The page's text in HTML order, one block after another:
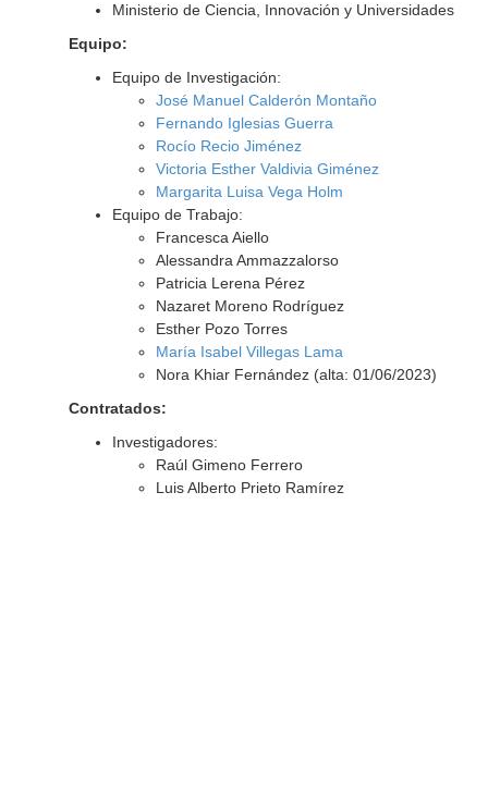
Ministerio de Ciencia, Innovación y Universidades
Equipo:
Equipo de Investigación:
José Manuel Calderón Montaño
Fernando Iglesias Guerra
Rocío Recio Jiménez
Victoria Esther Valdivia Giménez
Margarita Luisa Vega Holm
Equipo de Trabajo:
Francesca Aiello
Alessandra Ammazzalorso
Patricia Lerena Pérez
Nazaret Moreno Rodríguez
Esther Pozo Torres
María Isabel Villegas Lama
Nora Khiar Fernández (alta: 01/06/2023)
Contratados:
Investigadores:
Raúl Gimeno Ferrero
Luis Alberto Prieto Ramírez